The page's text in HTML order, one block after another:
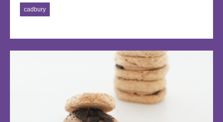
卡龍的殼內，漸漸的殼會變得鬆軟，卻還能感受到一絲酥
脆。 草莓經過時間的熟成，組織變得多汁柔軟、香氣四溢，
像水果糖一樣炸開，酸甜的滋味橫流、美好的氣息漫溢，這
時大約是做好的第48 個小時，真的是太犯規的甜點，要人
cadbury